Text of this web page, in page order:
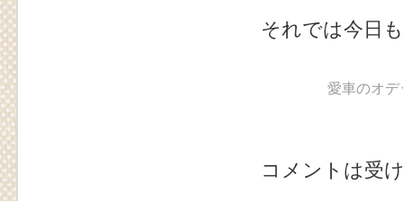
それでは今日
愛車のオ
コメントは受